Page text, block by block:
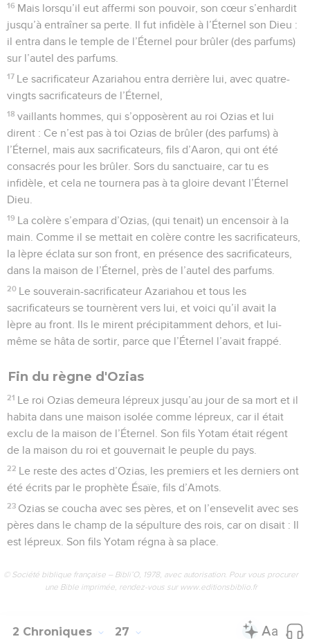
16 Mais lorsqu’il eut affermi son pouvoir, son cœur s’enhardit
jusqu’à entraîner sa perte. Il fut infidèle à l’Éternel son Dieu :
il entra dans le temple de l’Éternel pour brûler (des parfums)
sur l’autel des parfums.
17 Le sacrificateur Azariahou entra derrière lui, avec quatre-
vingts sacrificateurs de l’Éternel,
18 vaillants hommes, qui s’opposèrent au roi Ozias et lui
dirent : Ce n’est pas à toi Ozias de brûler (des parfums) à
l’Éternel, mais aux sacrificateurs, fils d’Aaron, qui ont été
consacrés pour les brûler. Sors du sanctuaire, car tu es
infidèle, et cela ne tournera pas à ta gloire devant l’Éternel
Dieu.
19 La colère s’empara d’Ozias, (qui tenait) un encensoir à la
main. Comme il se mettait en colère contre les sacrificateurs,
la lèpre éclata sur son front, en présence des sacrificateurs,
dans la maison de l’Éternel, près de l’autel des parfums.
20 Le souverain-sacrificateur Azariahou et tous les
sacrificateurs se tournèrent vers lui, et voici qu’il avait la
lèpre au front. Ils le mirent précipitamment dehors, et lui-
même se hâta de sortir, parce que l’Éternel l’avait frappé.
Fin du règne d'Ozias
21 Le roi Ozias demeura lépreux jusqu’au jour de sa mort et il
habita dans une maison isolée comme lépreux, car il était
exclu de la maison de l’Éternel. Son fils Yotam était régent
de la maison du roi et gouvernait le peuple du pays.
22 Le reste des actes d’Ozias, les premiers et les derniers ont
été écrits par le prophète Ésaïe, fils d’Amots.
23 Ozias se coucha avec ses pères, et on l’ensevelit avec ses
pères dans le champ de la sépulture des rois, car on disait : Il
est lépreux. Son fils Yotam régna à sa place.
© Société biblique française – Bibli’O, 1978, avec autorisation. Pour vous procurer
une Bible imprimée, rendez-vous sur www.editionsbiblio.fr
2 Chroniques 27